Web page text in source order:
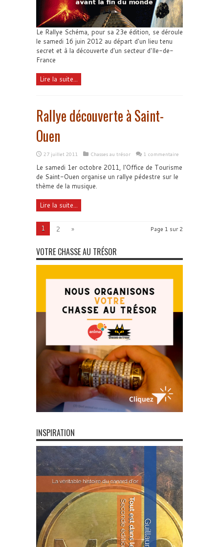
Le Rallye Schéma, pour sa 23e édition, se déroule
le samedi 16 juin 2012 au départ d'un lieu tenu
secret et à la découverte d'un secteur d'Ile-de-
France
Lire la suite...
Rallye découverte à Saint-
Ouen
27 juillet 2011 Chasses au trésor 1 commentaire
Le samedi 1er octobre 2011, l'Office de Tourisme
de Saint-Ouen organise un rallye pédestre sur le
thème de la musique.
Lire la suite...
Page 1 sur 2
1 2 »
VOTRE CHASSE AU TRÉSOR
INSPIRATION